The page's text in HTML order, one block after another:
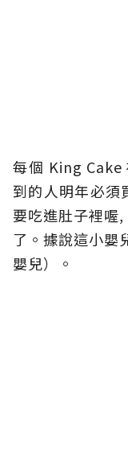
每個 King Cake
到的人明年必須
要吃進肚子裡喔
了。據說這小嬰
嬰兒）。